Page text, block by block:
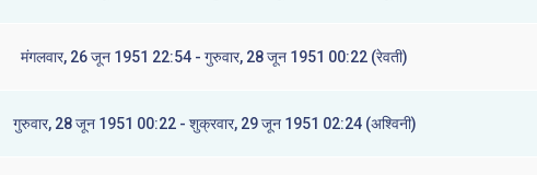
मंगलवार, 26 जून 1951 22:54 - गुरुवार, 28 जून 1951 00:22 (रेवती)
गुरुवार, 28 जून 1951 00:22 - शुक्रवार, 29 जून 1951 02:24 (अश्विनी)